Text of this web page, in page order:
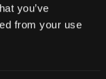
you’ve
from your use
でくださ